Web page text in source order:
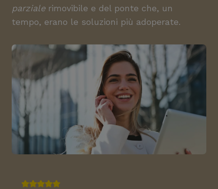
parzialerimovibile e del ponte che, un
tempo, erano le soluzioni più adoperate.